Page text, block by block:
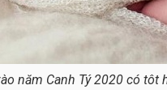
năm Canh Tý 2020 có tôt